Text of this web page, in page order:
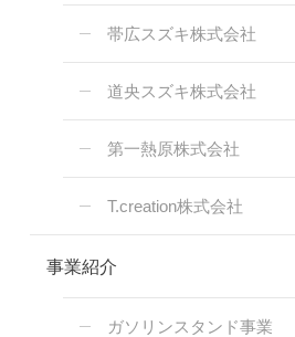
帯広スズキ株式会社
道央スズキ株式会社
第一熱原株式会社
T.creation株式会社
事業紹介
ガソリンスタンド事業